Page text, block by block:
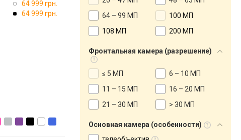
64 999 грн.
64 999 грн.
64 – 99 МП
100 МП
108 МП
200 МП
Фронтальная камера (разрешение)
≤ 5 МП
6 – 10 МП
11 – 15 МП
16 – 20 МП
21 – 30 МП
> 30 МП
Основная камера (особенности)